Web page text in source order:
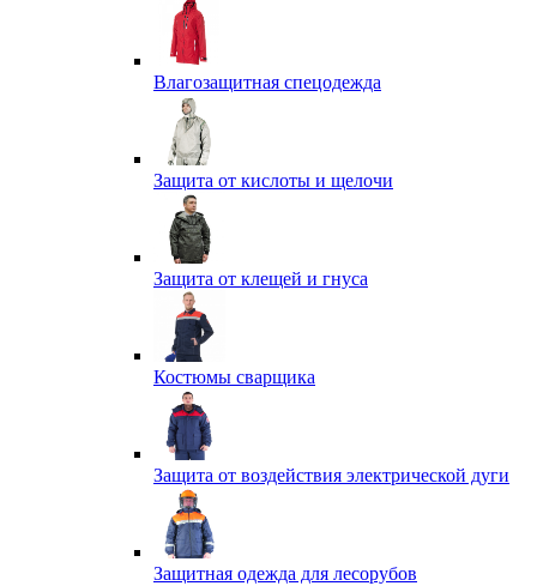
Влагозащитная спецодежда
Защита от кислоты и щелочи
Защита от клещей и гнуса
Костюмы сварщика
Защита от воздействия электрической дуги
Защитная одежда для лесорубов